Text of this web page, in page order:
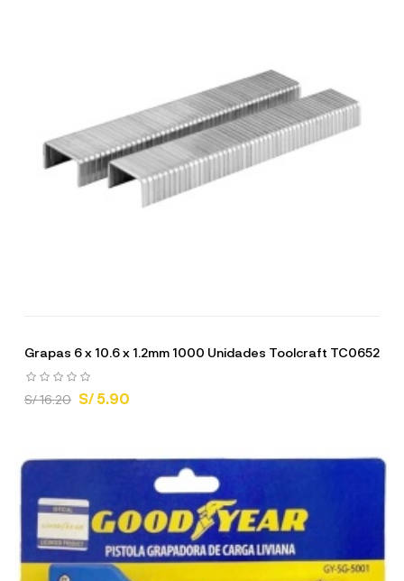
Grapas 6 x 10.6 x 1.2mm 1000 Unidades Toolcraft TC0652
S/ 16.20 S/ 5.90